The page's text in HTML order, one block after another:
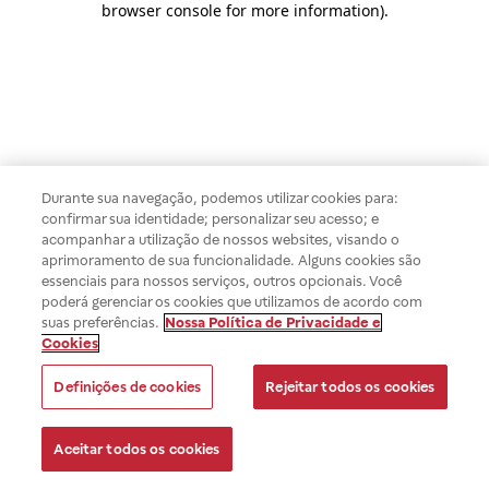
browser console for more information).
Durante sua navegação, podemos utilizar cookies para:
confirmar sua identidade; personalizar seu acesso; e
acompanhar a utilização de nossos websites, visando o
aprimoramento de sua funcionalidade. Alguns cookies são
essenciais para nossos serviços, outros opcionais. Você
poderá gerenciar os cookies que utilizamos de acordo com
suas preferências. Nossa Política de Privacidade e
Cookies
Definições de cookies Rejeitar todos os cookies
Aceitar todos os cookies